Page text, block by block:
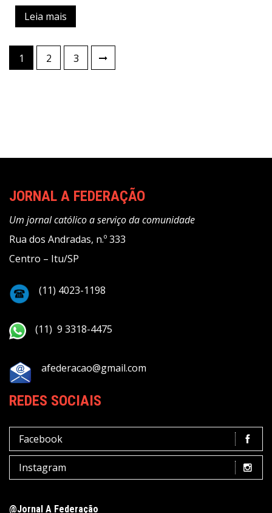
Leia mais
Paginação
de
1 2 3
JORNAL A FEDERAÇÃO
Um jornal católico a serviço da comunidade
Rua dos Andradas, n.º 333
Centro – Itu/SP
(11) 4023-1198
(11) 9 3318-4475
afederacao@gmail.com
REDES SOCIAIS
Facebook
Instagram
@Jornal A Federação